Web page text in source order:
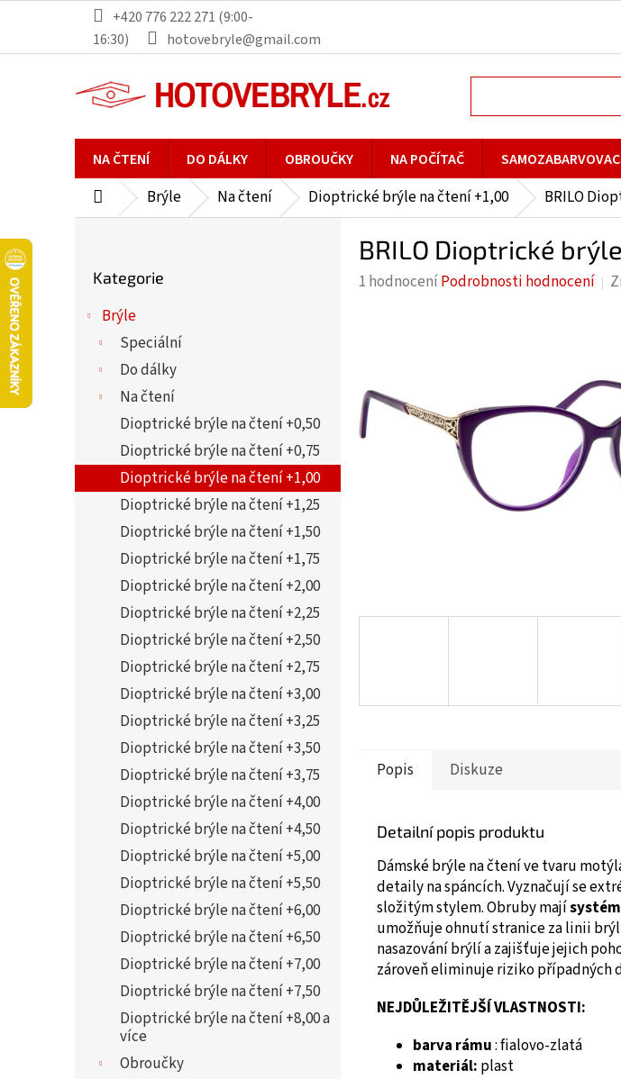
obsah
+420 776 222 271 (9:00-
16:30)
hotovebryle@gmail.com
NA ČTENÍ DO DÁLKY OBROUČKY NA POČÍTAČ
DomůBrýle Na čtení Dioptrické brýle na čtení +1,00 BRILO
e
kategorie
Kategorie
Brýle
Speciální
Do dálky
Na čtení
Dioptrické brýle na čtení +0,50
Dioptrické brýle na čtení +0,75
Dioptrické brýle na čtení +1,00
Dioptrické brýle na čtení +1,25
Dioptrické brýle na čtení +1,50
Dioptrické brýle na čtení +1,75
Dioptrické brýle na čtení +2,00
Dioptrické brýle na čtení +2,25
Dioptrické brýle na čtení +2,50
Dioptrické brýle na čtení +2,75
Dioptrické brýle na čtení +3,00
Dioptrické brýle na čtení +3,25
Dioptrické brýle na čtení +3,50
Dioptrické brýle na čtení +3,75
Dioptrické brýle na čtení +4,00
Dioptrické brýle na čtení +4,50
Dioptrické brýle na čtení +5,00
Dioptrické brýle na čtení +5,50
Dioptrické brýle na čtení +6,00
Dioptrické brýle na čtení +6,50
Dioptrické brýle na čtení +7,00
Dioptrické brýle na čtení +7,50
Dioptrické brýle na čtení +8,00 a
více
Obroučky
BRILO Dioptrické
Průměrné
5
hvězdiček.
1 hodnoceníPodrobnosti hodnocení
Popis Diskuze
Detailní popis produktu
Dámské brýle na čtení ve tvaru
detaily na spáncích.Vyznačují se
složitým stylem.Obruby majísystém
umožňuje ohnutí stranice za linii
nasazování brýlí a zajišťuje jejich
zároveň eliminuje riziko případných
NEJDŮLEŽITĚJŠÍ VLASTNOSTI:
barva rámu: fialovo-zlatá
materiál: plast